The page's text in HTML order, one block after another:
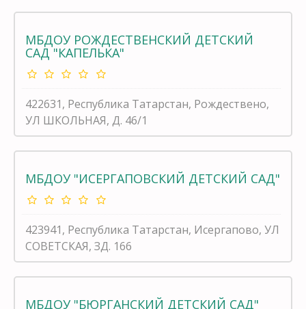
МБДОУ РОЖДЕСТВЕНСКИЙ ДЕТСКИЙ
САД "КАПЕЛЬКА"
422631, Республика Татарстан, Рождествено,
УЛ ШКОЛЬНАЯ, Д. 46/1
МБДОУ "ИСЕРГАПОВСКИЙ ДЕТСКИЙ САД"
423941, Республика Татарстан, Исергапово, УЛ
СОВЕТСКАЯ, ЗД. 166
МБДОУ "БЮРГАНСКИЙ ДЕТСКИЙ САД"